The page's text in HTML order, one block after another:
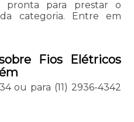
pronta para prestar o
categoria. Entre em
Fios Elétricos
ou para (11) 2936-4342